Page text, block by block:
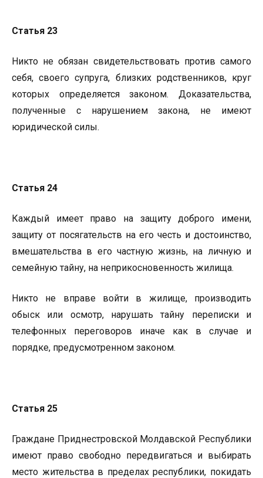
Статья 23
Никто не обязан свидетельствовать против самого
себя, своего супруга, близких родственников, круг
которых определяется законом. Доказательства,
полученные с нарушением закона, не имеют
юридической силы.
Статья 24
Каждый имеет право на защиту доброго имени,
защиту от посягательств на его честь и достоинство,
вмешательства в его частную жизнь, на личную и
семейную тайну, на неприкосновенность жилища.
Никто не вправе войти в жилище, производить
обыск или осмотр, нарушать тайну переписки и
телефонных переговоров иначе как в случае и
порядке, предусмотренном законом.
Статья 25
Граждане Приднестровской Молдавской Республики
имеют право свободно передвигаться и выбирать
место жительства в пределах республики, покидать